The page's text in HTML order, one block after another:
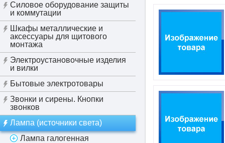
Силовое оборудование защиты
и коммутации
Шкафы металлические и
аксессуары для щитового
монтажа
Электроустановочные изделия
и вилки
Бытовые электротовары
Звонки и сирены. Кнопки
звонков
Лампа (источники света)
Лампа галогенная